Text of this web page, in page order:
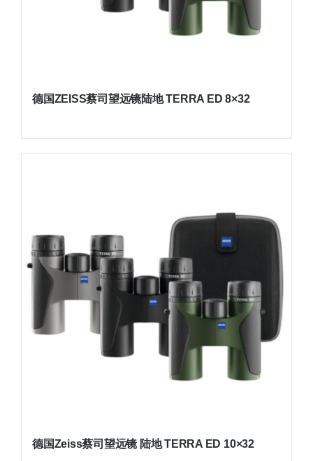
德国ZEISS蔡司望远镜陆地 TERRA ED 8×32
德国Zeiss蔡司望远镜 陆地 TERRA ED 10×32